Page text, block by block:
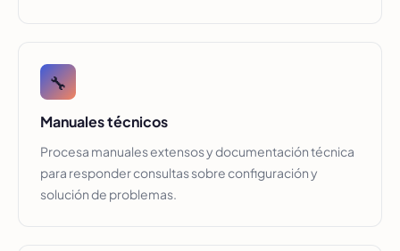
🔧
Manuales técnicos
Procesa manuales extensos y documentación técnica
para responder consultas sobre configuración y
solución de problemas.